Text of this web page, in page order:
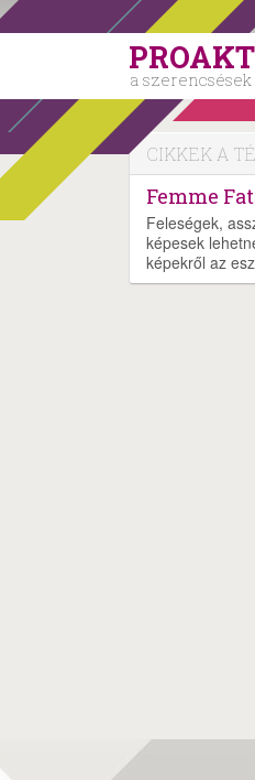
a szerencsések
CIKKEK A
Femme
Feleségek,
képesek
képekről az